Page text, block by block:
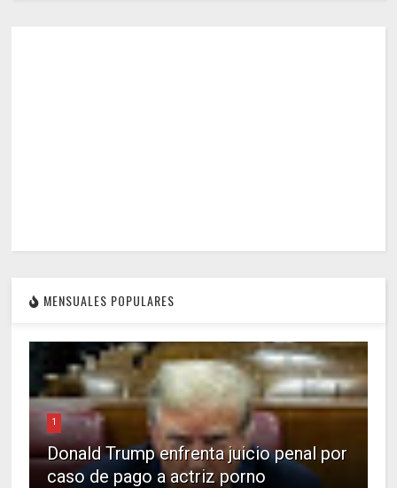
MENSUALES POPULARES
1
Donald Trump enfrenta juicio penal por
caso de pago a actriz porno